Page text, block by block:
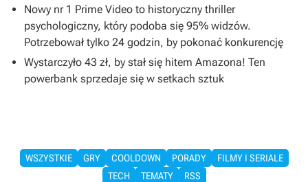
Nowy nr 1 Prime Video to historyczny thriller
psychologiczny, który podoba się 95% widzów.
Potrzebował tylko 24 godzin, by pokonać konkurencję
Wystarczyło 43 zł, by stał się hitem Amazona! Ten
powerbank sprzedaje się w setkach sztuk
WSZYSTKIE GRY COOLDOWN PORADY
FILMY I SERIALE
TECH
TEMATY RSS